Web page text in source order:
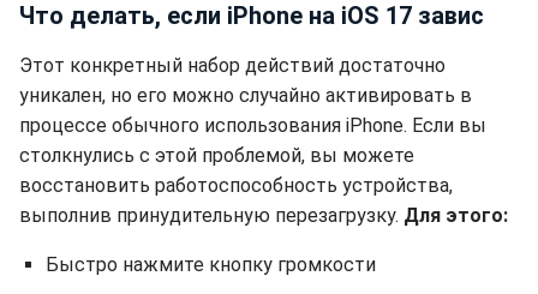
Что делать, если iPhone на iOS 17 завис
Этот конкретный набор действий достаточно
уникален, но его можно случайно активировать в
процессе обычного использования iPhone. Если вы
столкнулись с этой проблемой, вы можете
восстановить работоспособность устройства,
выполнив принудительную перезагрузку. Для этого:
Быстро нажмите кнопку громкости